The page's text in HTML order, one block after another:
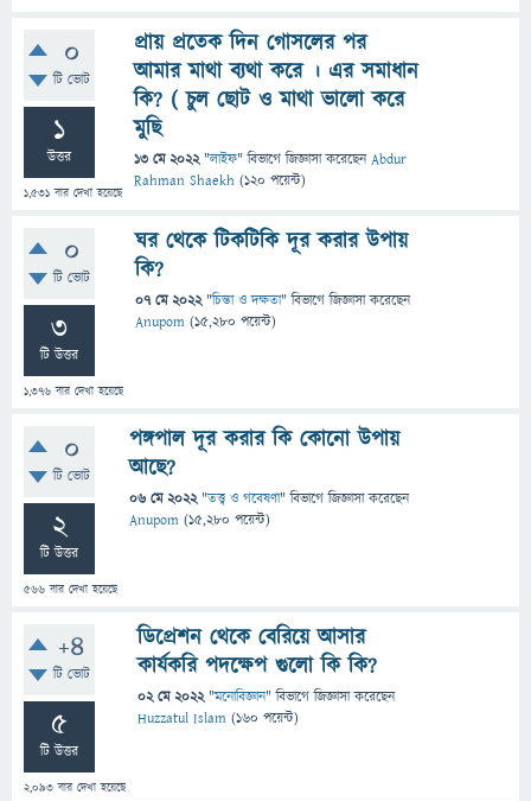
0
টি ভোট
1
উত্তর
1,531 বার দেখা হয়েছে
প্রায় প্রতেক দিন গোসলের পর
আমার মাথা ব্যথা করে । এর সমাধান
কি? ( চুল ছোট ও মাথা ভালো করে
মুছি
13 মে 2022 "লাইফ" বিভাগে জিজ্ঞাসাকরেছেনAbdur
Rahman Shaekh (120 পয়েন্ট)
0
টি ভোট
3
টি উত্তর
1,376 বার দেখা হয়েছে
ঘর থেকে টিকটিকি দূর করার উপায়
কি?
07 মে 2022 "চিন্তা ও দক্ষতা" বিভাগে জিজ্ঞাসাকরেছেন
Anupom (15,280 পয়েন্ট)
0
টি ভোট
2
টি উত্তর
566 বার দেখা হয়েছে
পঙ্গপাল দূর করার কি কোনো উপায়
আছে?
06 মে 2022 "তত্ত্ব ও গবেষণা" বিভাগে জিজ্ঞাসাকরেছেন
Anupom (15,280 পয়েন্ট)
+4
টি ভোট
5
টি উত্তর
2,093 বার দেখা হয়েছে
ডিপ্রেশন থেকে বেরিয়ে আসার
কার্যকরি পদক্ষেপ গুলো কি কি?
02 মে 2022 "মনোবিজ্ঞান" বিভাগে জিজ্ঞাসাকরেছেন
Huzzatul Islam (160 পয়েন্ট)